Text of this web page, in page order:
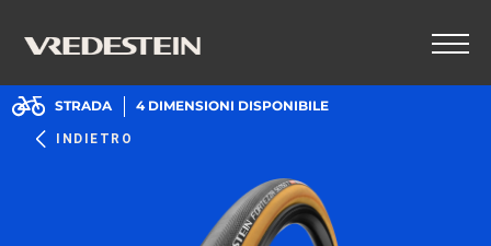
INDIETRO
STRADA 4DIMENSIONI DISPONIBILE